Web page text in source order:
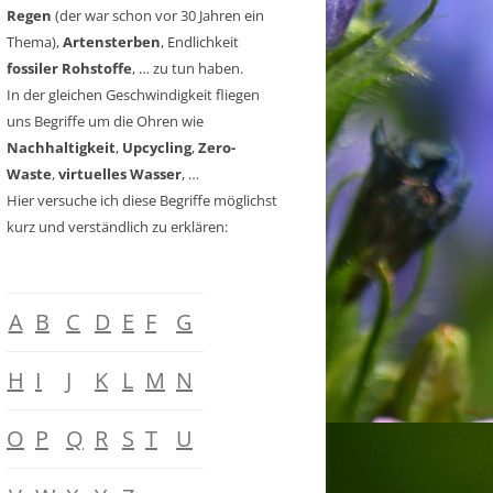
Regen (der war schon vor 30 Jahren ein
Thema),Artensterben, Endlichkeit
fossiler Rohstoffe, … zu tun haben.
In der gleichen Geschwindigkeit fliegen
uns Begriffe um die Ohren wie
Nachhaltigkeit, Upcycling,Zero-
Waste,virtuelles Wasser, …
Hier versuche ich diese Begriffe möglichst
kurz und verständlich zu erklären:
A B C D E F
G
H I J K L M N
O P Q R S T
U